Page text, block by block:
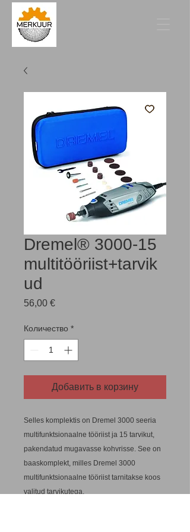
Dremel® 3000-15
multitööriist+tarvik
ud
56,00 €Цена
Количество *
Добавить в корзину
Selles komplektis on Dremel 3000 seeria
multifunktsionaalne tööriist ja 15 tarvikut,
pakendatud mugavasse kohvrisse. See on
baaskomplekt, milles Dremel 3000
multifunktsionaalne tööriist tarnitakse koos
valitud tarvikutega.